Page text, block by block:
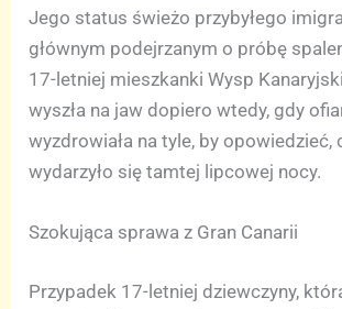
Jego status świeżo przybyłego
głównym podejrzanym o próbę
17-letniej mieszkanki Wysp
wyszła na jaw dopiero wtedy, gdy
wyzdrowiała na tyle, by opowiedzieć,
wydarzyło się tamtej lipcowej nocy.
Szokująca sprawa z Gran Canarii
Przypadek 17-letniej dziewczyny,